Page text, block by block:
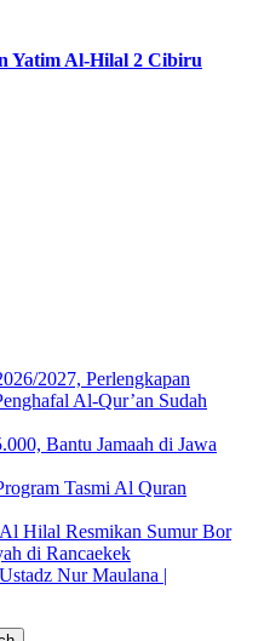
Yatim Al-Hilal 2 Cibiru
2027, Perlengkapan
Al-Qur’an Sudah
Bantu Jamaah di Jawa
Tasmi Al Quran
Hilal Resmikan Sumur Bor
di Rancaekek
Nur Maulana |